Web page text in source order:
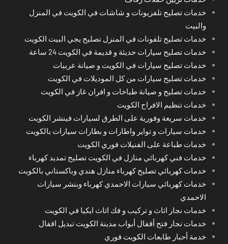
خدمات تصليح تلفزيونات و شاشات في الكويت في المنزل
والبيت
خدمات تصليح تلفونات في المنزل تصليح يجي البيت الكويت
خدمات تصليح سيارات حديثة و قديمة في الكويت 24 ساعة
خدمات تصليح سيارات في الكويت و صيانة عربيات
خدمات تصليح سيارات من كل الموديلات في الكويت
خدمات تصليح و صيانة طباخات و افران غاز في الكويت
خدمات تنظيم الافراح الكويت
خدمات سريعة وفورية على الطرق لسيارات فينشر الكويت
خدمات سيارات و تواير واطارات و بطارات سيارات بالكويت
خدمات طباعة على الفنيلات فوري الكويت
خدمات فني كهربائي منازل في الكويت تصليح تمديد كهرباء
خدمات كهربائي تصليح كهرباء منازل هندي وباكستاني بالكويت
خدمات كهربائي سيارات الاحمدي كهرباء وبنشر سيارات
الاحمدي
خدمات نجار اثاث و تركيب و فك اثاث ايكيا في الكويت
خدمات نجار فتح أقفال أبواب مدينة الكويت تبديل اقفال
خدمة أحبار طابعات الكويت فوري